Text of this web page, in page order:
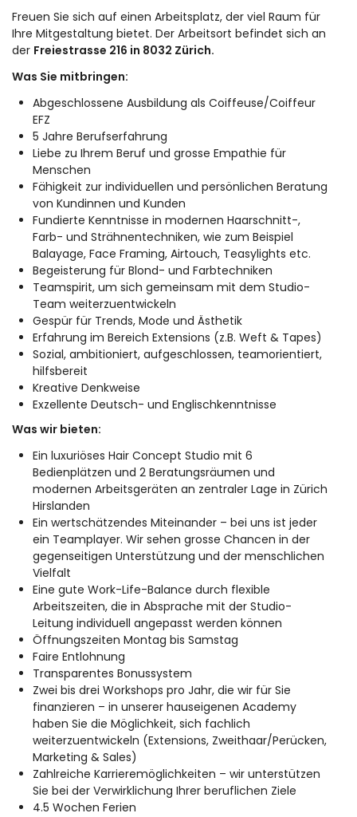
Freuen Sie sich auf einen Arbeitsplatz, der viel Raum für
Ihre Mitgestaltung bietet. Der Arbeitsort befindet sich an
der Freiestrasse 216 in 8032 Zürich.
Was Sie mitbringen:
Abgeschlossene Ausbildung als Coiffeuse/Coiffeur
EFZ
5 Jahre Berufserfahrung
Liebe zu Ihrem Beruf und grosse Empathie für
Menschen
Fähigkeit zur individuellen und persönlichen Beratung
von Kundinnen und Kunden
Fundierte Kenntnisse in modernen Haarschnitt-,
Farb- und Strähnentechniken, wie zum Beispiel
Balayage, Face Framing, Airtouch, Teasylights etc.
Begeisterung für Blond- und Farbtechniken
Teamspirit, um sich gemeinsam mit dem Studio-
Team weiterzuentwickeln
Gespür für Trends, Mode und Ästhetik
Erfahrung im Bereich Extensions (z.B. Weft & Tapes)
Sozial, ambitioniert, aufgeschlossen, teamorientiert,
hilfsbereit
Kreative Denkweise
Exzellente Deutsch- und Englischkenntnisse
Was wir bieten:
Ein luxuriöses Hair Concept Studio mit 6
Bedienplätzen und 2 Beratungsräumen und
modernen Arbeitsgeräten an zentraler Lage in Zürich
Hirslanden
Ein wertschätzendes Miteinander – bei uns ist jeder
ein Teamplayer. Wir sehen grosse Chancen in der
gegenseitigen Unterstützung und der menschlichen
Vielfalt
Eine gute Work-Life-Balance durch flexible
Arbeitszeiten, die in Absprache mit der Studio-
Leitung individuell angepasst werden können
Öffnungszeiten Montag bis Samstag
Faire Entlohnung
Transparentes Bonussystem
Zwei bis drei Workshops pro Jahr, die wir für Sie
finanzieren – in unserer hauseigenen Academy
haben Sie die Möglichkeit, sich fachlich
weiterzuentwickeln (Extensions, Zweithaar/Perücken,
Marketing & Sales)
Zahlreiche Karrieremöglichkeiten – wir unterstützen
Sie bei der Verwirklichung Ihrer beruflichen Ziele
4.5 Wochen Ferien